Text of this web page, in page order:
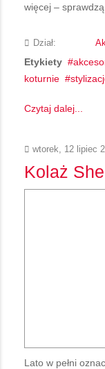
więcej –
Dział:
Etykiety
koturnie
Czytaj dalej...
wtorek, 12 lipiec
Kolaż
Lato w pełni